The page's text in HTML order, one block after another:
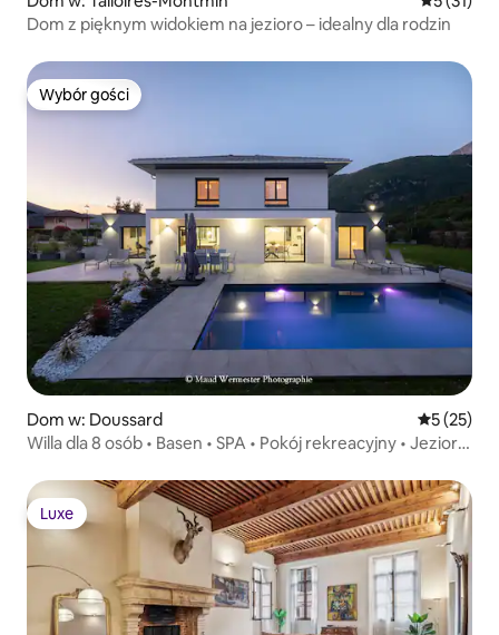
Dom z pięknym widokiem na jezioro – idealny dla rodzin
Wybór gości
Wybór gości
Dom w: Doussard Średnia
5 (25)
Willa dla 8 osób • Basen • SPA • Pokój rekreacyjny • Jezioro
Luxe
Luxe